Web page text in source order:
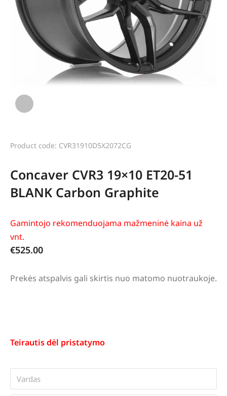
Product code: CVR31910D5X2072CG
Concaver CVR3 19×10 ET20-51
BLANK Carbon Graphite
Gamintojo rekomenduojama mažmeninė kaina už
vnt.
€525.00
Prekės atspalvis gali skirtis nuo matomo nuotraukoje.
Teirautis dėl pristatymo